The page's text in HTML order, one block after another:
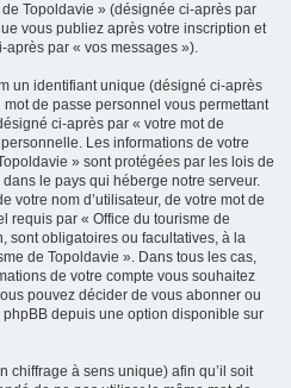
Topoldavie » (désignée ci-après par
vous publiez après votre inscription et
après par « vos messages »).
un identifiant unique (désigné ci-après
de passe personnel vous permettant
ci-après par « votre mot de
Les informations de votre
» sont protégées par les lois de
le pays qui héberge notre serveur.
votre nom d’utilisateur, de votre mot de
requis par « Office du tourisme de
sont obligatoires ou facultatives, à la
de Topoldavie ». Dans tous les cas,
de votre compte vous souhaitez
pouvez décider de vous abonner ou
depuis une option disponible sur
chiffrage à sens unique) afin qu’il soit